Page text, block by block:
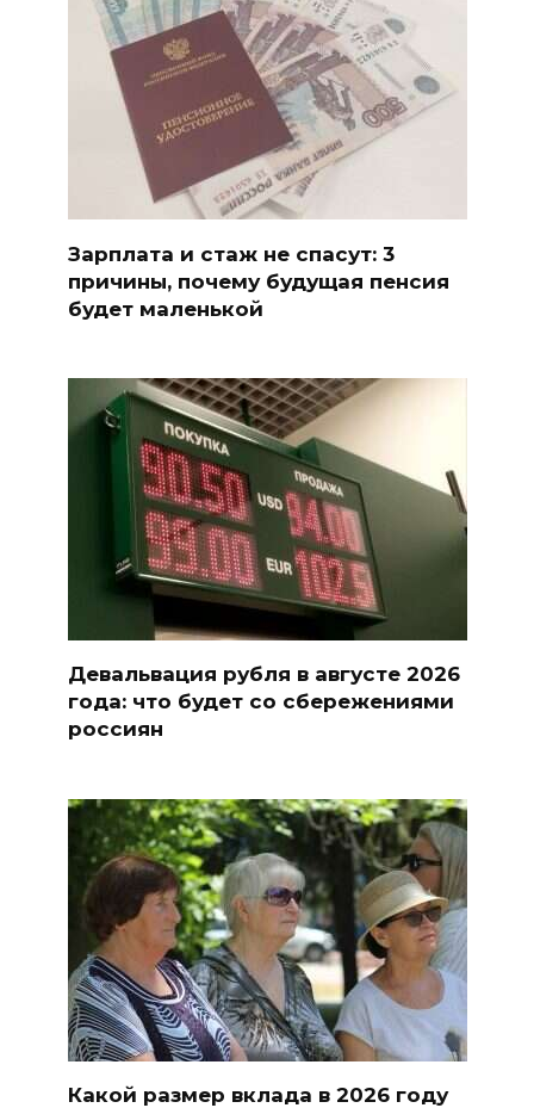
Зарплата и стаж не спасут: 3
причины, почему будущая пенсия
будет маленькой
Девальвация рубля в августе 2026
года: что будет со сбережениями
россиян
Какой размер вклада в 2026 году